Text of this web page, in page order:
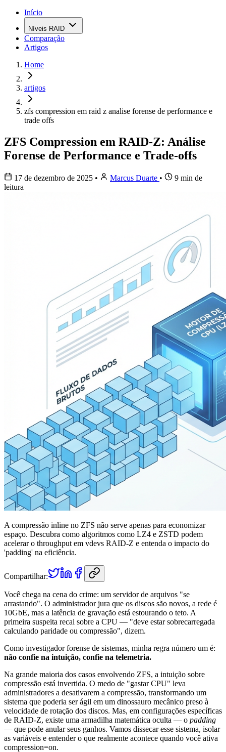
Início
Níveis RAID
Comparação
Artigos
Home
artigos
zfs compression em raid z analise forense de performance e
trade offs
ZFS Compression em RAID-Z: Análise
Forense de Performance e Trade-offs
17 de dezembro de 2025 • Marcus Duarte •
9 min de
leitura
A compressão inline no ZFS não serve apenas para economizar
espaço. Descubra como algoritmos como LZ4 e ZSTD podem
acelerar o throughput em vdevs RAID-Z e entenda o impacto do
'padding' na eficiência.
Compartilhar:
Você chega na cena do crime: um servidor de arquivos "se
arrastando". O administrador jura que os discos são novos, a rede é
10GbE, mas a latência de gravação está estourando o teto. A
primeira suspeita recai sobre a CPU — "deve estar sobrecarregada
calculando paridade ou compressão", dizem.
Como investigador forense de sistemas, minha regra número um é:
não confie na intuição, confie na telemetria.
Na grande maioria dos casos envolvendo ZFS, a intuição sobre
compressão está invertida. O medo de "gastar CPU" leva
administradores a desativarem a compressão, transformando um
sistema que poderia ser ágil em um dinossauro mecânico preso à
velocidade de rotação dos discos. Mas, em configurações específicas
de RAID-Z, existe uma armadilha matemática oculta — o padding
— que pode anular seus ganhos. Vamos dissecar esse sistema, isolar
as variáveis e entender o que realmente acontece quando você ativa
compression=on.